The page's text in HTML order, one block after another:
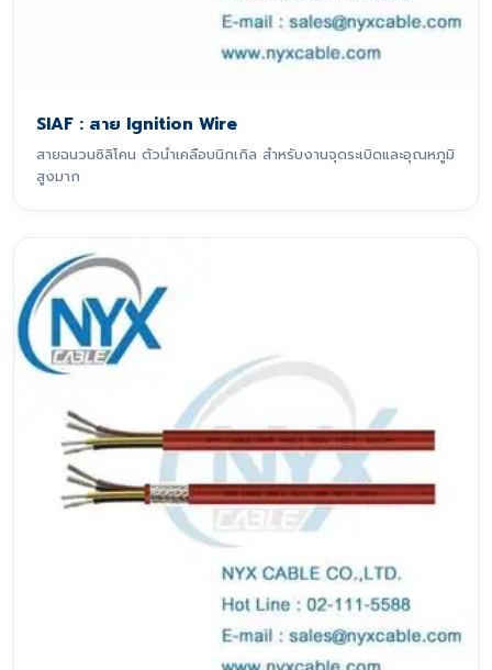
SIAF : สาย Ignition Wire
สายฉนวนซิลิโคน ตัวนำเคลือบนิกเกิล สำหรับงานจุดระเบิดและอุณหภูมิ
สูงมาก